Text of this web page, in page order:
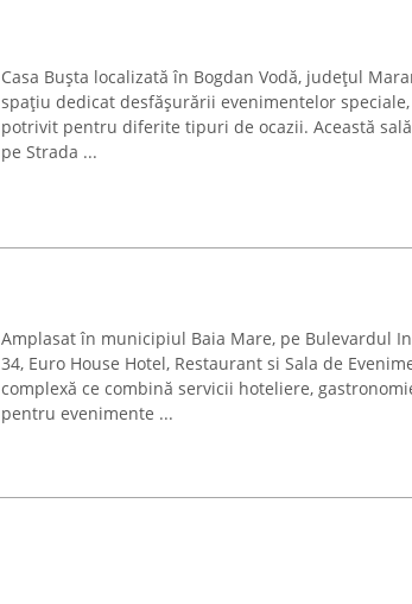
Casa Bușta localizată în Bogdan Vodă, județul
spațiu dedicat desfășurării evenimentelor
potrivit pentru diferite tipuri de ocazii. Această
pe Strada ...
Amplasat în municipiul Baia Mare, pe Bulevardul
34, Euro House Hotel, Restaurant si Sala de
complexă ce combină servicii hoteliere,
pentru evenimente ...